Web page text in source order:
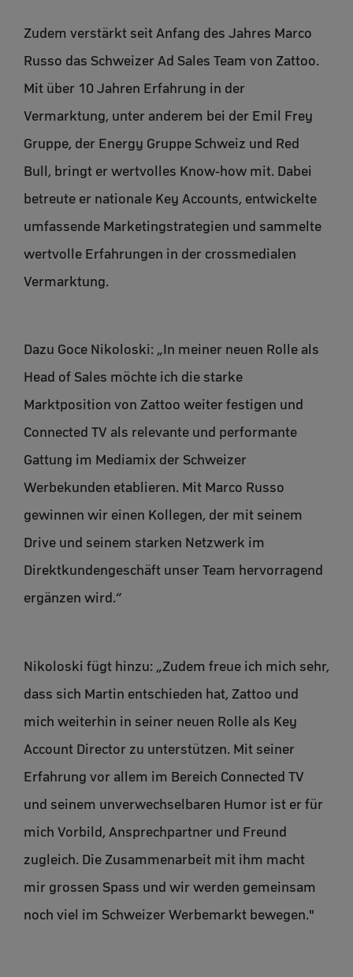
Zudem verstärkt seit Anfang des Jahres Marco
Russo das Schweizer Ad Sales Team von Zattoo.
Mit über 10 Jahren Erfahrung in der
Vermarktung, unter anderem bei der Emil Frey
Gruppe, der Energy Gruppe Schweiz und Red
Bull, bringt er wertvolles Know-how mit. Dabei
betreute er nationale Key Accounts, entwickelte
umfassende Marketingstrategien und sammelte
wertvolle Erfahrungen in der crossmedialen
Vermarktung.
Dazu Goce Nikoloski: „In meiner neuen Rolle als
Head of Sales möchte ich die starke
Marktposition von Zattoo weiter festigen und
Connected TV als relevante und performante
Gattung im Mediamix der Schweizer
Werbekunden etablieren. Mit Marco Russo
gewinnen wir einen Kollegen, der mit seinem
Drive und seinem starken Netzwerk im
Direktkundengeschäft unser Team hervorragend
ergänzen wird.“
Nikoloski fügt hinzu: „Zudem freue ich mich sehr,
dass sich Martin entschieden hat, Zattoo und
mich weiterhin in seiner neuen Rolle als Key
Account Director zu unterstützen. Mit seiner
Erfahrung vor allem im Bereich Connected TV
und seinem unverwechselbaren Humor ist er für
mich Vorbild, Ansprechpartner und Freund
zugleich. Die Zusammenarbeit mit ihm macht
mir grossen Spass und wir werden gemeinsam
noch viel im Schweizer Werbemarkt bewegen."